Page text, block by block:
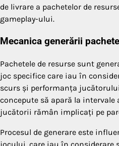
de livrare a pachetelor de
gameplay-ului.
Mecanica generării
Pachetele de resurse sunt
joc specifice care iau în
scurs și performanța
concepute să apară la
jucătorii rămân implicați pe
Procesul de generare este